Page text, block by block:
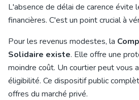
L'absence de délai de carence évite
financières. C'est un point crucial à
Pour les revenus modestes, la
Solidaire existe. Elle offre une
moindre coût. Un courtier peut vous
éligibilité. Ce dispositif public
offres du marché privé.